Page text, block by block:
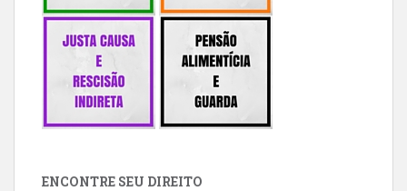
ENCONTRE SEU DIREITO